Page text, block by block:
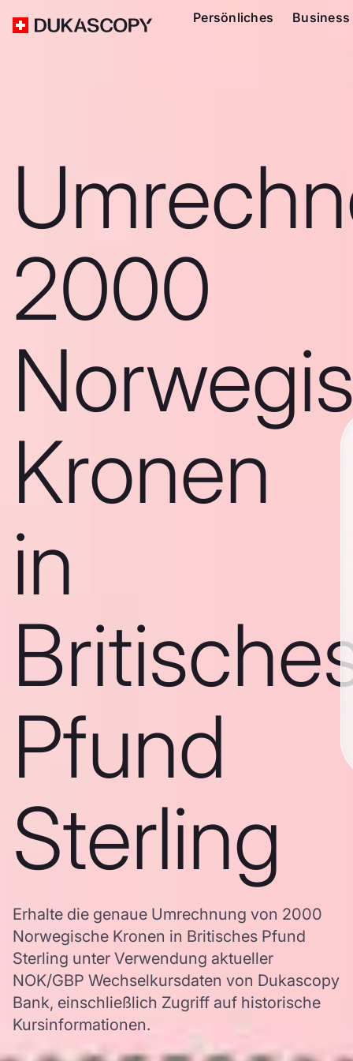
Persönliches Business
2000
Kronen
in
Pfund
Sterling
Erhalte die genaue Umrechnung von 2000
Norwegische Kronen in Britisches Pfund
Sterling unter Verwendung aktueller
NOK/GBP Wechselkursdaten von Dukascopy
Bank, einschließlich Zugriff auf historische
Kursinformationen.